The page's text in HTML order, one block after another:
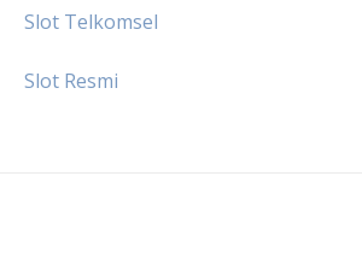
Slot Telkomsel
Slot Resmi